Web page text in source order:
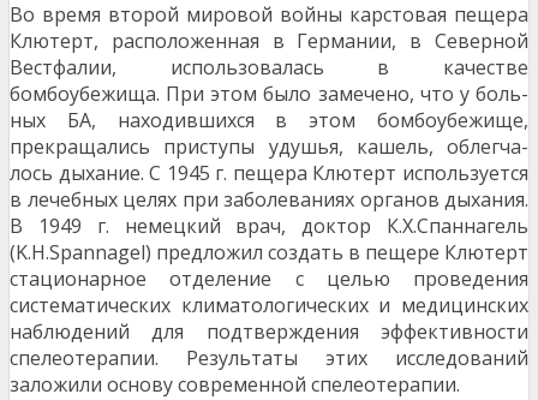
Во время второй мировой войны карстовая пещера
Клютерт, расположенная в Германии, в Север­ной
Вестфалии, использовалась в качестве
бомбоубежища. При этом было замечено, что у боль­
ных БА, находившихся в этом бомбоубежище,
прекращались приступы удушья, кашель, облегча­
лось дыхание. С 1945 г. пещера Клютерт используется
в лечебных целях при заболеваниях органов дыхания.
В 1949 г. немецкий врач, доктор К.Х.Спаннагель
(K.H.Spannagel) предложил создать в пе­щере Клютерт
стационарное отделение с целью проведения
систематических климатологических и медицинских
наблюдений для подтверждения эффективности
спелеотерапии. Результаты этих ис­следований
заложили основу современной спелеотерапии.